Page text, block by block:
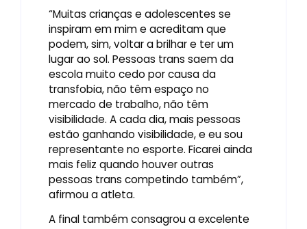
“Muitas crianças e adolescentes se
inspiram em mim e acreditam que
podem, sim, voltar a brilhar e ter um
lugar ao sol. Pessoas trans saem da
escola muito cedo por causa da
transfobia, não têm espaço no
mercado de trabalho, não têm
visibilidade. A cada dia, mais pessoas
estão ganhando visibilidade, e eu sou
representante no esporte. Ficarei ainda
mais feliz quando houver outras
pessoas trans competindo também”,
afirmou a atleta.
A final também consagrou a excelente